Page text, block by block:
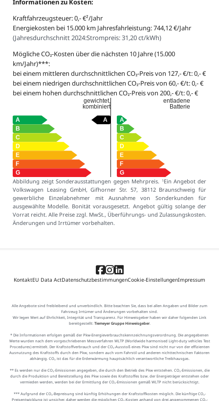
Informationen zu Kosten:
Kraftfahrzeugsteuer: 0,- €²/Jahr
Energiekosten bei 15.000 km Jahresfahrleistung: 744,12 €/Jahr
(Jahresdurchschnitt 2024:Strompreis: 31,20 ct/kWh)
Mögliche CO₂-Kosten über die nächsten 10 Jahre (15.000
km/Jahr)***:
bei einem mittleren durchschnittlichen CO₂-Preis von 127,- €/t: 0,- €
bei einem niedrigen durchschnittlichen CO₂-Preis von 60,- €/t: 0,- €
bei einem hohen durchschnittlichen CO₂-Preis von 200,- €/t: 0,- €
gewichtet,
kombiniert
entladene
Batterie
Abbildung zeigt Sonderausstattungen gegen Mehrpreis. 1 Ein Angebot der
Volkswagen Leasing GmbH, Gifhorner Str. 57, 38112 Braunschweig für
gewerbliche Einzelabnehmer mit Ausnahme von Sonderkunden für
ausgewählte Modelle. Bonität vorausgesetzt. Angebot gültig solange der
Vorrat reicht. Alle Preise zzgl. MwSt., Überführungs- und Zulassungskosten.
Änderungen und Irrtümer vorbehalten.
KontaktEU Data ActDatenschutzbestimmungenCookie-EinstellungenImpressum
Alle Angebote sind freibleibend und unverbindlich. Bitte beachten Sie, dass bei allen Angaben und Bilder zum
Fahrzeug Irrtümer und Änderungen vorbehalten sind.
Wir legen Wert auf Ehrlichkeit, Integrität und Transparenz. Für Hinweisgeber haben wir daher folgenden Link
bereitgestellt: Tiemeyer Gruppe Hinweisgeber.
* Die Informationen erfolgen gemäß der Pkw-Energieverbrauchskennzeichnungsverordnung. Die angegebenen
Werte wurden nach dem vorgeschriebenen Messverfahren WLTP (Worldwide harmonised Light-duty vehicles Test
Procedures) ermittelt. Der Kraftstoffverbrauch und der CO₂-Ausstoß eines Pkw sind nicht nur von der effizienten
Ausnutzung des Kraftstoffs durch den Pkw, sondern auch vom Fahrstil und anderen nichttechnischen Faktoren
abhängig. CO₂ ist das für die Erderwärmung hauptsächlich verantwortliche Treibhausgas.
** Es werden nur die CO₂-Emissionen angegeben, die durch den Betrieb des Pkw entstehen. CO₂-Emissionen, die
durch die Produktion und Bereitstellung des Pkw sowie des Kraftstoffes bzw. der Energieträger entstehen oder
vermieden werden, werden bei der Ermittlung der CO₂-Emissionen gemäß WLTP nicht berücksichtigt.
*** Aufgrund der CO₂-Bepreisung sind künftig Erhöhungen der Kraftstoffkosten möglich. Die künftige CO₂-
Preisentwicklung ist unsicher, daher werden die möglichen CO₂-Kosten anhand von drei angenommenen CO₂-